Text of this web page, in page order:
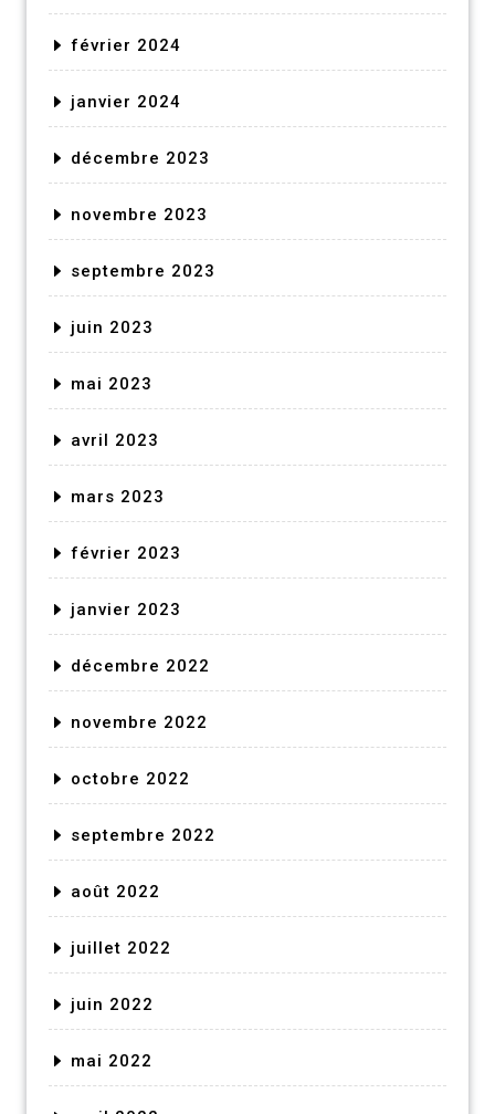
février 2024
janvier 2024
décembre 2023
novembre 2023
septembre 2023
juin 2023
mai 2023
avril 2023
mars 2023
février 2023
janvier 2023
décembre 2022
novembre 2022
octobre 2022
septembre 2022
août 2022
juillet 2022
juin 2022
mai 2022